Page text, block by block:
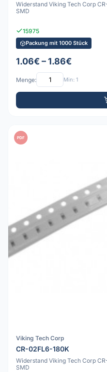
Widerstand Viking Tech Corp
SMD
15975
Packung mit 1000 Stück
1.06€ – 1.86€
Menge: Min: 1
PDF
Viking Tech Corp
CR-02FL6-180K
Widerstand Viking Tech Corp
SMD